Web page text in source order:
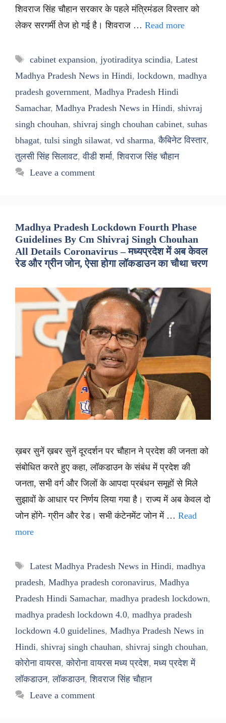
शिवराज सिंह चौहान सरकार के पहले मंत्रिमंडल विस्तार को
लेकर सरगर्मी तेज हो गई है। शिवराज … Read more
Tags
cabinet expansion, jyotiraditya scindia, Latest
Madhya Pradesh News in Hindi, lockdown, madhya
pradesh government, Madhya Pradesh Hindi
Samachar, Madhya Pradesh News in Hindi, shivraj
singh chouhan, shivraj singh chouhan cabinet, suhas
bhagat, tulsi singh silawat, vd sharma,कैबिनेट विस्तार,
तुलसी सिंह सिलावट,वीडी शर्मा,शिवराज सिंह चौहान
Leave a comment
Madhya Pradesh Lockdown Fourth Phase
Guidelines By Cm Shivraj Singh Chouhan
All Details Coronavirus – मध्यप्रदेश में अब केवल
रेड और ग्रीन जोन, ऐसा होगा लॉकडाउन का चौथा चरण
ख़बर सुनें ख़बर सुनें दूरदर्शन पर चौहान ने प्रदेश की जनता को
संबोधित करते हुए कहा, लॉकडाउन के संबंध में प्रदेश की
जनता, सभी वर्ग और जिलों के आपदा प्रबंधन समूहों से मिले
सुझावों के आधार पर निर्णय लिया गया है। राज्य में अब केवल दो
जोन होंगे- ग्रीन और रेड। सभी कंटेनमेंट जोन में … Read
more
Tags
Latest Madhya Pradesh News in Hindi, madhya
pradesh, Madhya pradesh coronavirus, Madhya
Pradesh Hindi Samachar, madhya pradesh lockdown,
madhya pradesh lockdown 4.0, madhya pradesh
lockdown 4.0 guidelines, Madhya Pradesh News in
Hindi, shivraj singh chauhan, shivraj singh chouhan,
कोरोना वायरस,कोरोना वायरस मध्य प्रदेश,मध्य प्रदेश में
लॉकडाउन,लॉकडाउन,शिवराज सिंह चौहान
Leave a comment